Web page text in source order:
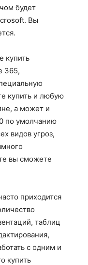
будет
Вы
купить
365,
купить и любую
а может и
по умолчанию
видов угроз,
вы сможете
приходится
таблиц
с одним и
купить